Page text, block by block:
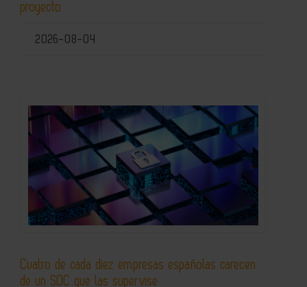
proyecto
2026-08-04
Cuatro de cada diez empresas españolas carecen
de un SOC que las supervise